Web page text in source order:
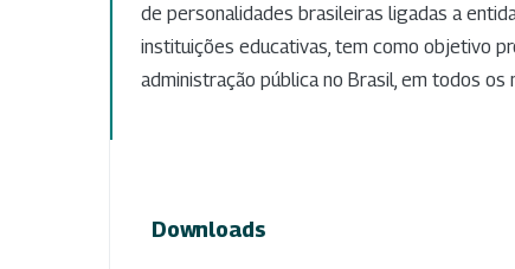
de personalidades brasileiras ligadas a
instituições educativas, tem como objetivo
administração pública no Brasil, em todos os
Downloads